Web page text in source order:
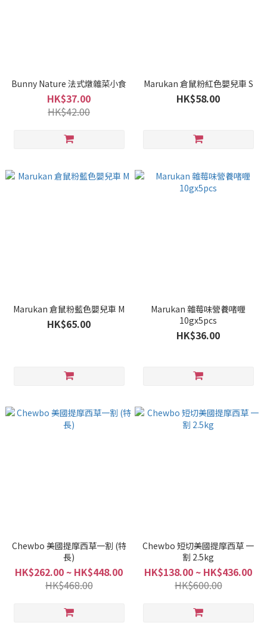
Bunny Nature 法式燉雜菜小食
HK$37.00
HK$42.00
Marukan 倉鼠粉紅色嬰兒車 S
HK$58.00
Marukan 倉鼠粉藍色嬰兒車 M
HK$65.00
Marukan 雜莓味營養啫喱
10gx5pcs
HK$36.00
Chewbo 美國提摩西草一割 (特
長)
HK$262.00 ~ HK$448.00
HK$468.00
Chewbo 短切美國提摩西草 一
割 2.5kg
HK$138.00 ~ HK$436.00
HK$600.00